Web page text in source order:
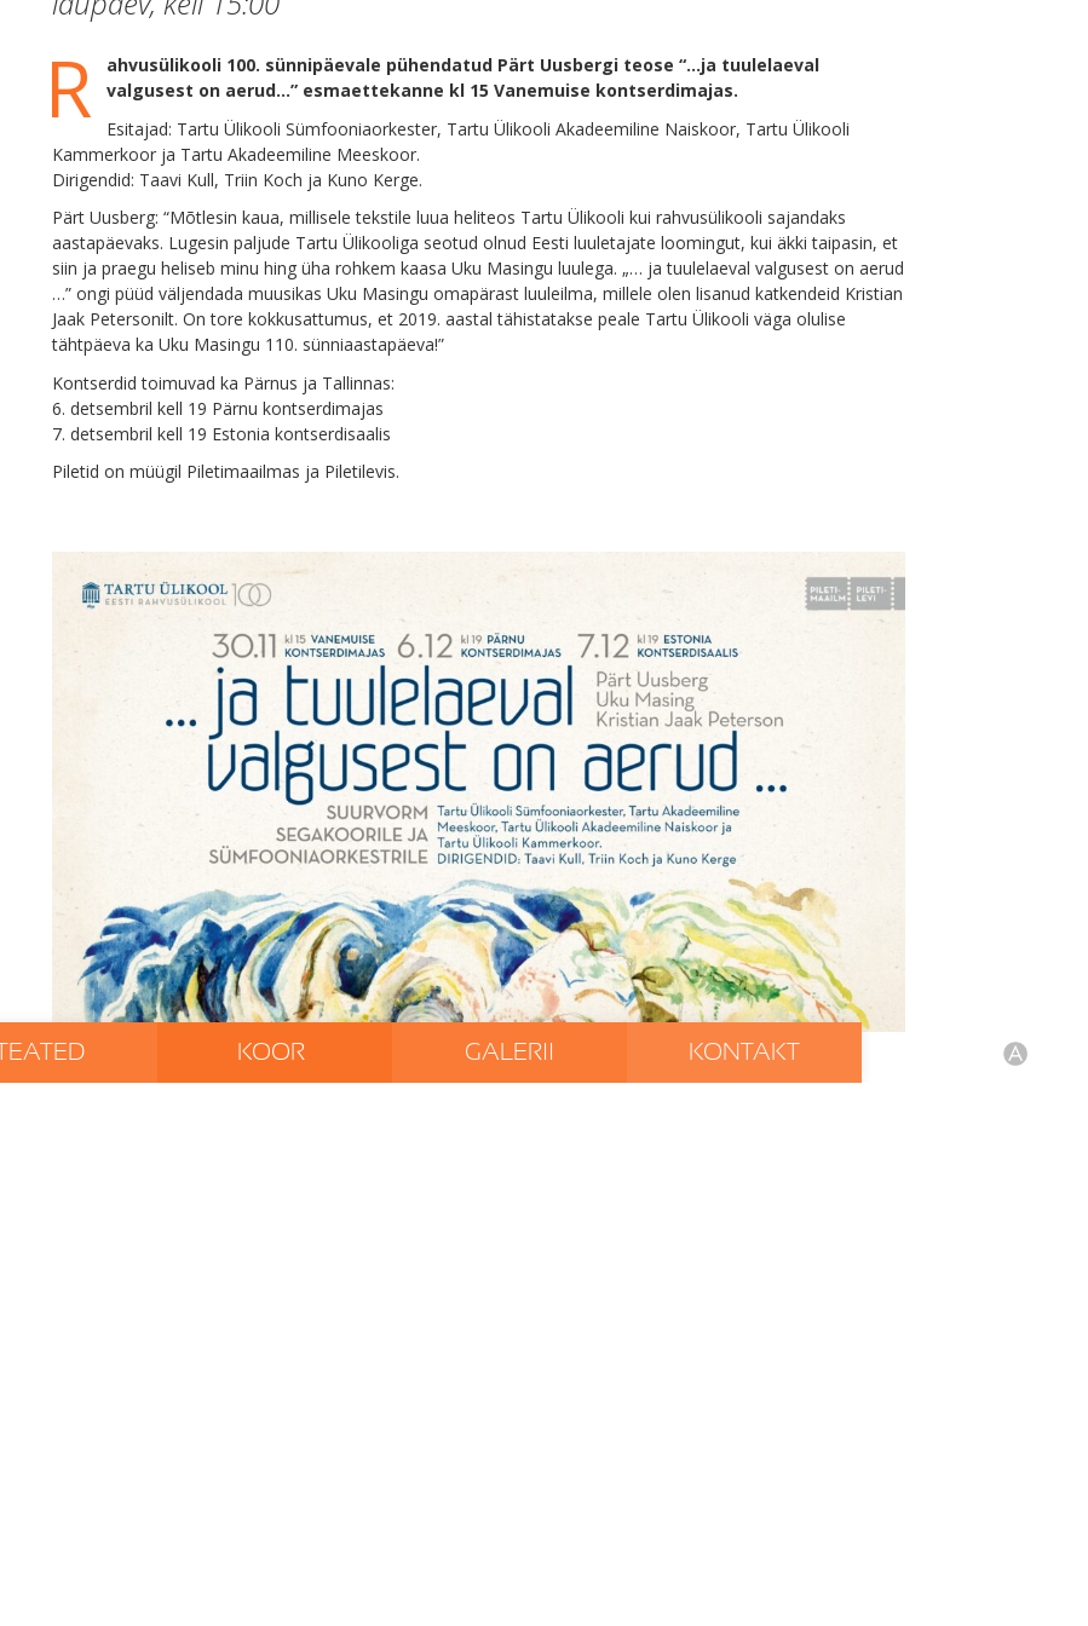
TEATED KOOR GALERII KONTAKT
R
ahvusülikooli 100. sünnipäevale pühendatud Pärt Uusbergi teose “…ja tuulelaeval
valgusest on aerud…” esmaettekanne kl 15 Vanemuise kontserdimajas.
Esitajad: Tartu Ülikooli Sümfooniaorkester, Tartu Ülikooli Akadeemiline Naiskoor, Tartu Ülikooli
Kammerkoor ja Tartu Akadeemiline Meeskoor.
Dirigendid: Taavi Kull, Triin Koch ja Kuno Kerge.
Pärt Uusberg: “Mõtlesin kaua, millisele tekstile luua heliteos Tartu Ülikooli kui rahvusülikooli sajandaks
aastapäevaks. Lugesin paljude Tartu Ülikooliga seotud olnud Eesti luuletajate loomingut, kui äkki taipasin, et
siin ja praegu heliseb minu hing üha rohkem kaasa Uku Masingu luulega. „… ja tuulelaeval valgusest on aerud
…” ongi püüd väljendada muusikas Uku Masingu omapärast luuleilma, millele olen lisanud katkendeid Kristian
Jaak Petersonilt. On tore kokkusattumus, et 2019. aastal tähistatakse peale Tartu Ülikooli väga olulise
tähtpäeva ka Uku Masingu 110. sünniaastapäeva!”
Kontserdid toimuvad ka Pärnus ja Tallinnas:
6. detsembril kell 19 Pärnu kontserdimajas
7. detsembril kell 19 Estonia kontserdisaalis
Piletid on müügil Piletimaailmas ja Piletilevis.